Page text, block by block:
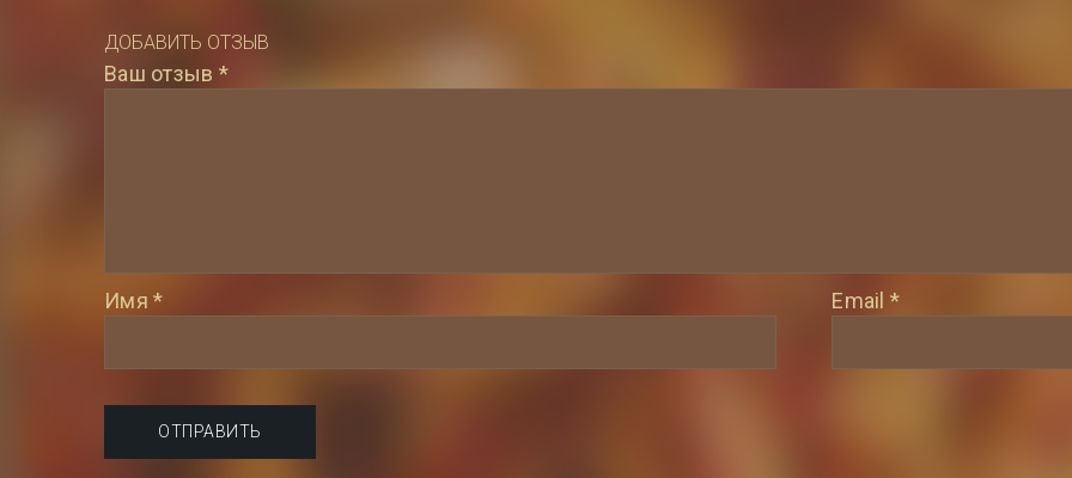
ДОБАВИТЬ ОТЗЫВ
Ваш отзыв *
Имя * Email *